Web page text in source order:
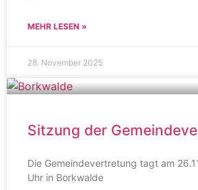
MEHR LESEN »
28. November 2025
Sitzung der
Die Gemeindevertretung tagt am
Uhr in Borkwalde